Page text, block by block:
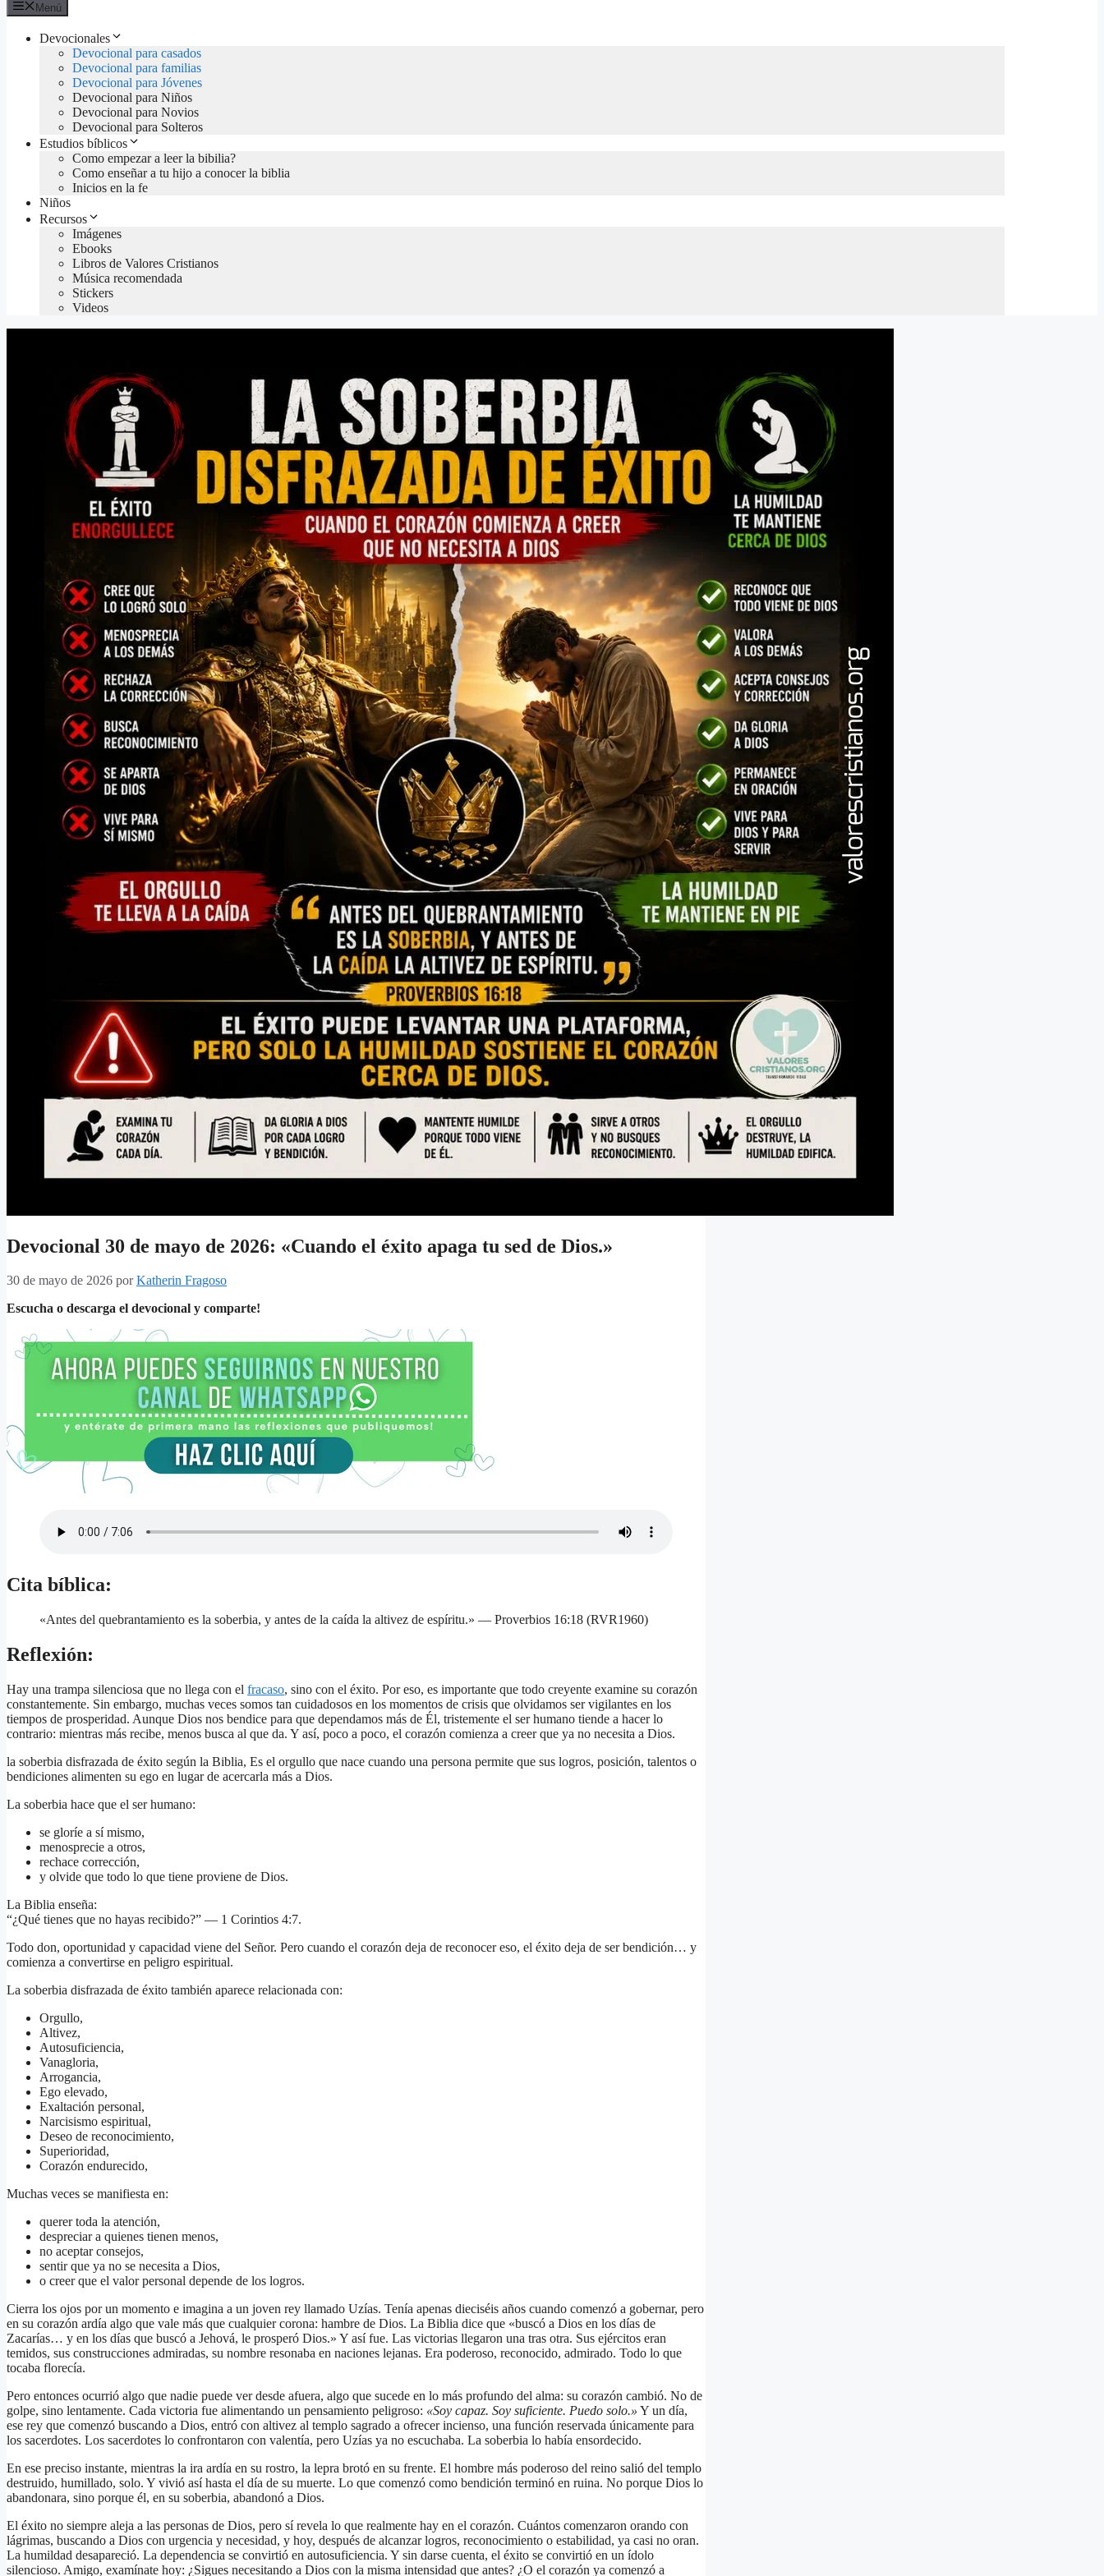
Menú
Devocionales
Devocional para casados
Devocional para familias
Devocional para Jóvenes
Devocional para Niños
Devocional para Novios
Devocional para Solteros
Estudios bíblicos
Como empezar a leer la bibilia?
Como enseñar a tu hijo a conocer la biblia
Inicios en la fe
Niños
Recursos
Imágenes
Ebooks
Libros de Valores Cristianos
Música recomendada
Stickers
Videos
Devocional 30 de mayo de 2026: «Cuando el éxito apaga tu sed de Dios.»
30 de mayo de 2026 porKatherin Fragoso
Escucha o descarga el devocional y comparte!
Cita bíblica:
«Antes del quebrantamiento es la soberbia, y antes de la caída la altivez de espíritu.» — Proverbios 16:18 (RVR1960)
Reflexión:
Hay una trampa silenciosa que no llega con el fracaso, sino con el éxito. Por eso, es importante que todo creyente examine su corazón
constantemente. Sin embargo, muchas veces somos tan cuidadosos en los momentos de crisis que olvidamos ser vigilantes en los
tiempos de prosperidad. Aunque Dios nos bendice para que dependamos más de Él, tristemente el ser humano tiende a hacer lo
contrario: mientras más recibe, menos busca al que da. Y así, poco a poco, el corazón comienza a creer que ya no necesita a Dios.
la soberbia disfrazada de éxito según la Biblia, Es el orgullo que nace cuando una persona permite que sus logros, posición, talentos o
bendiciones alimenten su ego en lugar de acercarla más a Dios.
La soberbia hace que el ser humano:
se gloríe a sí mismo,
menosprecie a otros,
rechace corrección,
y olvide que todo lo que tiene proviene de Dios.
La Biblia enseña:
“¿Qué tienes que no hayas recibido?” — 1 Corintios 4:7.
Todo don, oportunidad y capacidad viene del Señor. Pero cuando el corazón deja de reconocer eso, el éxito deja de ser bendición… y
comienza a convertirse en peligro espiritual.
La soberbia disfrazada de éxito también aparece relacionada con:
Orgullo,
Altivez,
Autosuficiencia,
Vanagloria,
Arrogancia,
Ego elevado,
Exaltación personal,
Narcisismo espiritual,
Deseo de reconocimiento,
Superioridad,
Corazón endurecido,
Muchas veces se manifiesta en:
querer toda la atención,
despreciar a quienes tienen menos,
no aceptar consejos,
sentir que ya no se necesita a Dios,
o creer que el valor personal depende de los logros.
Cierra los ojos por un momento e imagina a un joven rey llamado Uzías. Tenía apenas dieciséis años cuando comenzó a gobernar, pero
en su corazón ardía algo que vale más que cualquier corona: hambre de Dios. La Biblia dice que «buscó a Dios en los días de
Zacarías… y en los días que buscó a Jehová, le prosperó Dios.» Y así fue. Las victorias llegaron una tras otra. Sus ejércitos eran
temidos, sus construcciones admiradas, su nombre resonaba en naciones lejanas. Era poderoso, reconocido, admirado. Todo lo que
tocaba florecía.
Pero entonces ocurrió algo que nadie puede ver desde afuera, algo que sucede en lo más profundo del alma: su corazón cambió. No de
golpe, sino lentamente. Cada victoria fue alimentando un pensamiento peligroso: «Soy capaz. Soy suficiente. Puedo solo.» Y un día,
ese rey que comenzó buscando a Dios, entró con altivez al templo sagrado a ofrecer incienso, una función reservada únicamente para
los sacerdotes. Los sacerdotes lo confrontaron con valentía, pero Uzías ya no escuchaba. La soberbia lo había ensordecido.
En ese preciso instante, mientras la ira ardía en su rostro, la lepra brotó en su frente. El hombre más poderoso del reino salió del templo
destruido, humillado, solo. Y vivió así hasta el día de su muerte. Lo que comenzó como bendición terminó en ruina. No porque Dios lo
abandonara, sino porque él, en su soberbia, abandonó a Dios.
El éxito no siempre aleja a las personas de Dios, pero sí revela lo que realmente hay en el corazón. Cuántos comenzaron orando con
lágrimas, buscando a Dios con urgencia y necesidad, y hoy, después de alcanzar logros, reconocimiento o estabilidad, ya casi no oran.
La humildad desapareció. La dependencia se convirtió en autosuficiencia. Y sin darse cuenta, el éxito se convirtió en un ídolo
silencioso. Amigo, examínate hoy: ¿Sigues necesitando a Dios con la misma intensidad que antes? ¿O el corazón ya comenzó a